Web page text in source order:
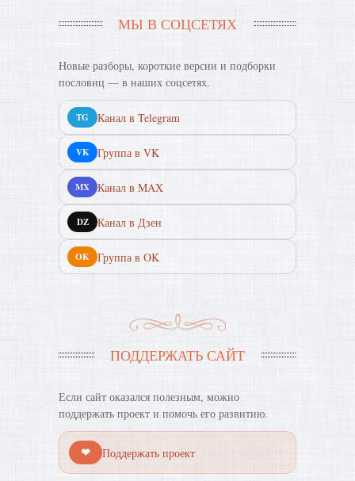
МЫ В СОЦСЕТЯХ
Новые разборы, короткие версии и подборки
пословиц — в наших соцсетях.
TG Канал в Telegram
VK Группа в VK
MX Канал в MAX
DZ Канал в Дзен
OK Группа в OK
ПОДДЕРЖАТЬ САЙТ
Если сайт оказался полезным, можно
поддержать проект и помочь его развитию.
❤ Поддержать проект